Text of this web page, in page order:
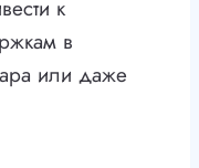
к
в
или даже